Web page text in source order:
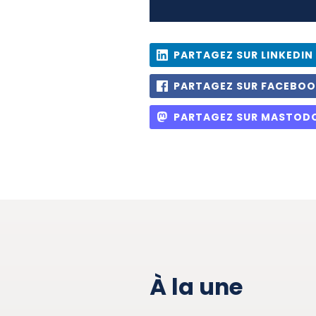
PARTAGEZ SUR LINKEDIN
PARTAGEZ SUR
PARTAGEZ SUR
À la une